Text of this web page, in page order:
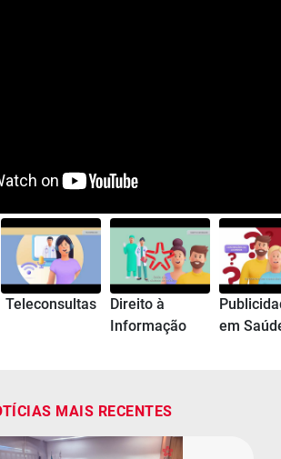
Teleconsultas
Direito à
Informação
em
MAIS RECENTES